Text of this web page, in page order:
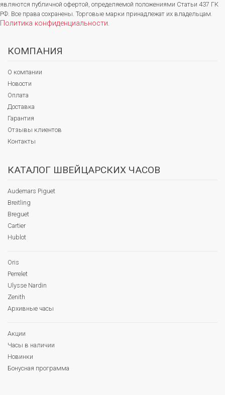
являются публичной офертой, определяемой положениями Статьи 437 ГК
РФ. Все права сохранены. Торговые марки принадлежат их владельцам.
Политика конфиденциальности.
КОМПАНИЯ
О компании
Новости
Оплата
Доставка
Гарантия
Отзывы клиентов
Контакты
КАТАЛОГ ШВЕЙЦАРСКИХ ЧАСОВ
Audemars Piguet
Breitling
Breguet
Cartier
Hublot
Oris
Perrelet
Ulysse Nardin
Zenith
Архивные часы
Акции
Часы в наличии
Новинки
Бонусная программа